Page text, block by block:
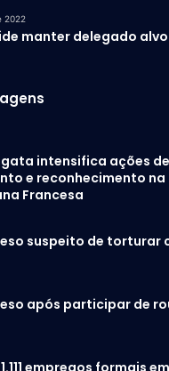
2022
manter delegado
intensifica ações
e reconhecimento
Francesa
suspeito de torturar
após participar de
empregos formais